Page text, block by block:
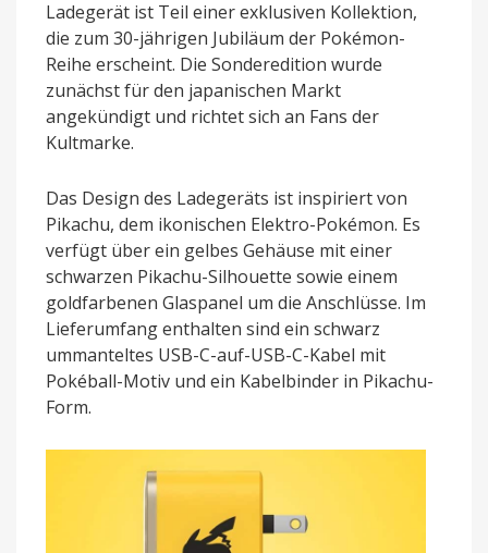
Ladegerät ist Teil einer exklusiven Kollektion,
die zum 30-jährigen Jubiläum der Pokémon-
Reihe erscheint. Die Sonderedition wurde
zunächst für den japanischen Markt
angekündigt und richtet sich an Fans der
Kultmarke.
Das Design des Ladegeräts ist inspiriert von
Pikachu, dem ikonischen Elektro-Pokémon. Es
verfügt über ein gelbes Gehäuse mit einer
schwarzen Pikachu-Silhouette sowie einem
goldfarbenen Glaspanel um die Anschlüsse. Im
Lieferumfang enthalten sind ein schwarz
ummanteltes USB-C-auf-USB-C-Kabel mit
Pokéball-Motiv und ein Kabelbinder in Pikachu-
Form.